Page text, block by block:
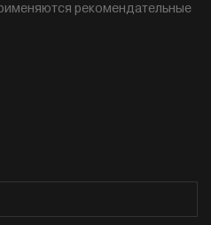
рекомендательные